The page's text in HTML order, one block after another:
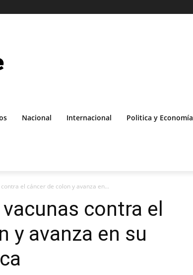
Nacional Internacional Politica y Economía
el cáncer de colon y avanza en...
contra el
y avanza en su